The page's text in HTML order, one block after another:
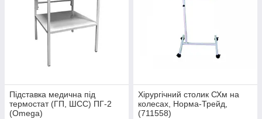
Підставка медична під
термостат (ГП, ШСС) ПГ-2
(Omega)
Хірургічний столик СХм на
колесах, Норма-Трейд,
(711558)